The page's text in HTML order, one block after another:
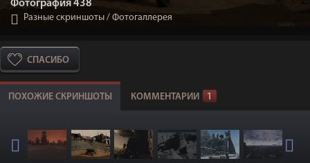
Фотография 438
Разные скриншоты / Фотогаллерея
СПАСИБО
ПОХОЖИЕ СКРИНШОТЫ КОММЕНТАРИИ 1